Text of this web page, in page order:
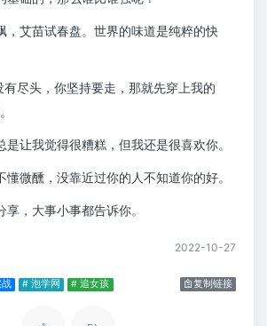
，艾苗试春盘。世界的味道是纯粹的快
有尽头，你坚持要走，那就先穿上我的
让我觉得很糟糕，但我还是很喜欢你。
微醺，没靠近过你的人不知道你的好。
，大事小事都告诉你。
2022-10-27
# 泡学网 # 追女孩 复制链接